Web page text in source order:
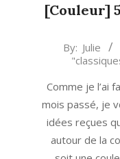
[Couleur]
2020-
17
By: Julie
Comme je l’ai
mois passé, je
idées reçues
autour de la